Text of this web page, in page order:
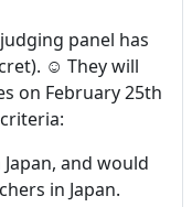
panel has
☺ They will
on February 25th
and would
in Japan.